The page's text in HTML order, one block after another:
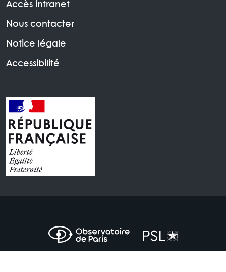
Accès intranet
Nous contacter
Notice légale
Accessibilité